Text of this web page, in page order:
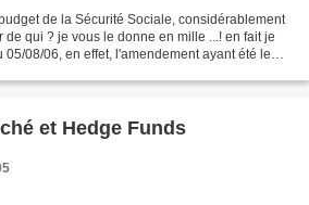
de la Sécurité Sociale, considérablement
de qui ? je vous le donne en mille ...! en fait je
05/08/06, en effet, l'amendement ayant été le
et Hedge Funds